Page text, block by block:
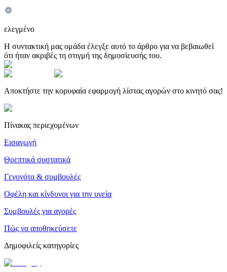
ελεγμένο
Η συντακτική μας ομάδα έλεγξε αυτό το άρθρο για να βεβαιωθεί
ότι ήταν ακριβές τη στιγμή της δημοσίευσής του.
Αποκτήστε την κορυφαία εφαρμογή λίστας αγορών στο κινητό σας!
Πίνακας περιεχομένων
Εισαγωγή
Θρεπτικά συστατικά
Γεγονότα & συμβουλές
Οφέλη και κίνδυνοι για την υγεία
Συμβουλές για αγορές
Πώς να αποθηκεύσετε
Δημοφιλείς κατηγορίες